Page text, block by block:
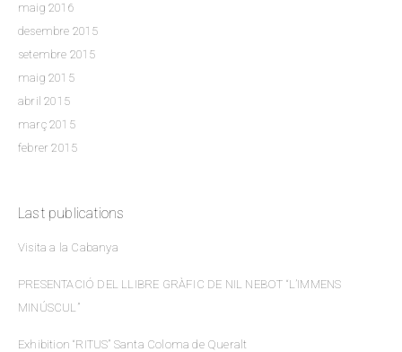
maig 2016
desembre 2015
setembre 2015
maig 2015
abril 2015
març 2015
febrer 2015
Last publications
Visita a la Cabanya
PRESENTACIÓ DEL LLIBRE GRÀFIC DE NIL NEBOT “L’IMMENS
MINÚSCUL”
Exhibition “RITUS” Santa Coloma de Queralt